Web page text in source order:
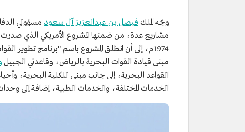
وجّه الملك فيصل بن عبدالعزيز آل سعود مسؤولي
مشاريع عدة، من ضمنها المشروع الأمريكي الذي صدرت
مبنى قيادة القوات البحرية بالرياض، وقاعدتي الجبيل
القواعد البحرية، إلى جانب مبنى للكلية البحرية،
الخدمات المختلفة، والخدمات الطبية، إضافة إلى وحدات قتالية